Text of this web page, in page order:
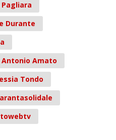
Pagliara
Durante
Antonio Amato
Tondo